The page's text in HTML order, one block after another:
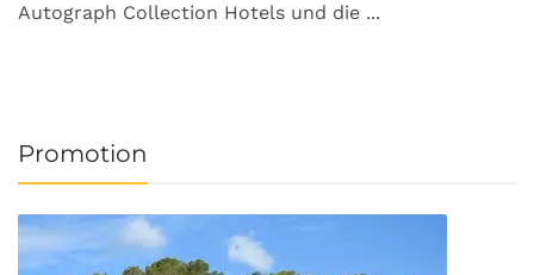
Autograph Collection Hotels und die ...
Promotion